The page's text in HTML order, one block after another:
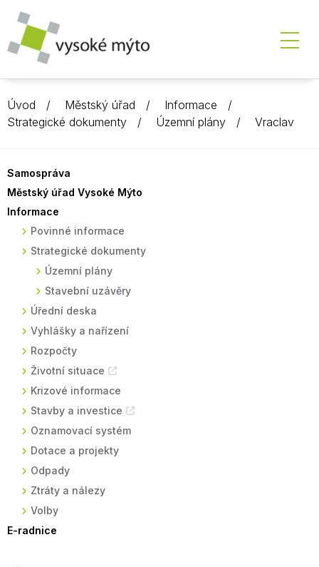
Úvod Městský úřad
Informace
Strategické dokumenty
Územní plány Vraclav
Samospráva
Městský úřad Vysoké Mýto
Informace
Povinné informace
Strategické dokumenty
Územní plány
Stavební uzávěry
Úřední deska
Vyhlášky a nařízení
Rozpočty
Životní situace
Krizové informace
Stavby a investice
Oznamovací systém
Dotace a projekty
Odpady
Ztráty a nálezy
Volby
E-radnice